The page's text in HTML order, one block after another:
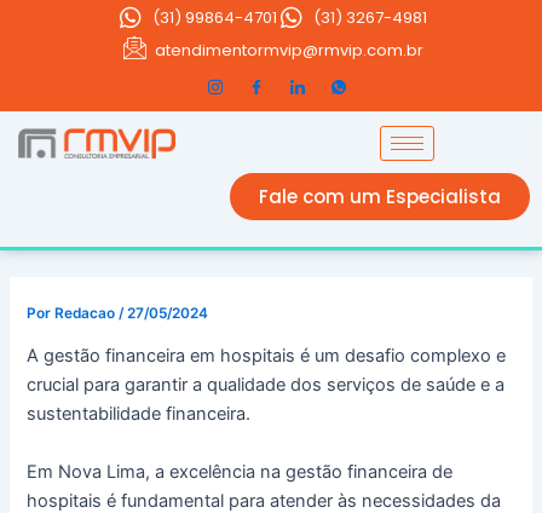
(31) 99864-4701
(31) 3267-4981
atendimentormvip@rmvip.com.br
Fale com um Especialista
PorRedacao /27/05/2024
A gestão financeira em hospitais é um desafio complexo e
crucial para garantir a qualidade dos serviços de saúde e a
sustentabilidade financeira.
Em Nova Lima, a excelência na gestão financeira de
hospitais é fundamental para atender às necessidades da